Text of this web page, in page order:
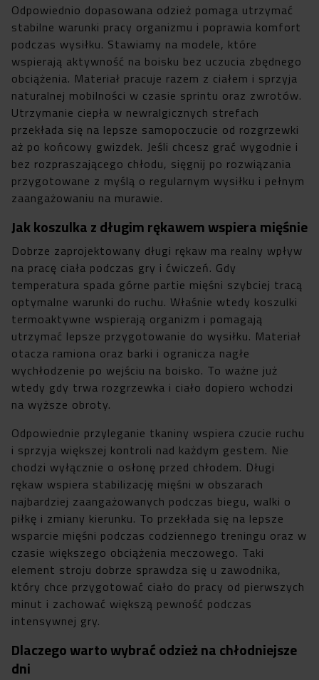
Odpowiednio dopasowana odzież pomaga utrzymać
stabilne warunki pracy organizmu i poprawia komfort
podczas wysiłku. Stawiamy na modele, które
wspierają aktywność na boisku bez uczucia zbędnego
obciążenia. Materiał pracuje razem z ciałem i sprzyja
naturalnej mobilności w czasie sprintu oraz zwrotów.
Utrzymanie ciepła w newralgicznych strefach
przekłada się na lepsze samopoczucie od rozgrzewki
aż po końcowy gwizdek. Jeśli chcesz grać wygodnie i
bez rozpraszającego chłodu, sięgnij po rozwiązania
przygotowane z myślą o regularnym wysiłku i pełnym
zaangażowaniu na murawie.
Jak koszulka z długim rękawem wspiera mięśnie
Dobrze zaprojektowany długi rękaw ma realny wpływ
na pracę ciała podczas gry i ćwiczeń. Gdy
temperatura spada górne partie mięśni szybciej tracą
optymalne warunki do ruchu. Właśnie wtedy koszulki
termoaktywne wspierają organizm i pomagają
utrzymać lepsze przygotowanie do wysiłku. Materiał
otacza ramiona oraz barki i ogranicza nagłe
wychłodzenie po wejściu na boisko. To ważne już
wtedy gdy trwa rozgrzewka i ciało dopiero wchodzi
na wyższe obroty.
Odpowiednie przyleganie tkaniny wspiera czucie ruchu
i sprzyja większej kontroli nad każdym gestem. Nie
chodzi wyłącznie o osłonę przed chłodem. Długi
rękaw wspiera stabilizację mięśni w obszarach
najbardziej zaangażowanych podczas biegu, walki o
piłkę i zmiany kierunku. To przekłada się na lepsze
wsparcie mięśni podczas codziennego treningu oraz w
czasie większego obciążenia meczowego. Taki
element stroju dobrze sprawdza się u zawodnika,
który chce przygotować ciało do pracy od pierwszych
minut i zachować większą pewność podczas
intensywnej gry.
Dlaczego warto wybrać odzież na chłodniejsze
dni